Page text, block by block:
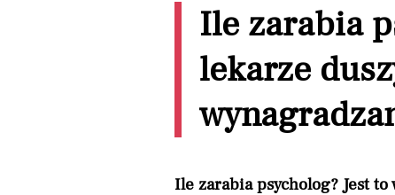
Ile zarabia
lekarze
Ile zarabia psycholog? Jest to